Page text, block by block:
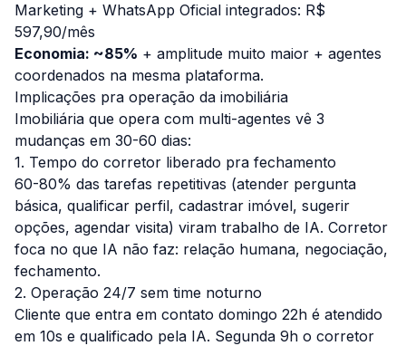
Marketing + WhatsApp Oficial integrados: R$
597,90/mês
Economia: ~85% + amplitude muito maior + agentes
coordenados na mesma plataforma.
Implicações pra operação da imobiliária
Imobiliária que opera com multi-agentes vê 3
mudanças em 30-60 dias:
1. Tempo do corretor liberado pra fechamento
60-80% das tarefas repetitivas (atender pergunta
básica, qualificar perfil, cadastrar imóvel, sugerir
opções, agendar visita) viram trabalho de IA. Corretor
foca no que IA não faz: relação humana, negociação,
fechamento.
2. Operação 24/7 sem time noturno
Cliente que entra em contato domingo 22h é atendido
em 10s e qualificado pela IA. Segunda 9h o corretor